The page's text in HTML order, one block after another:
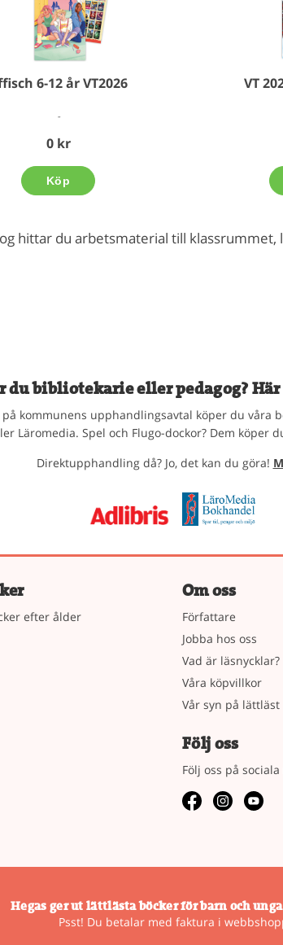
6-12 år VT2026
-
0 kr
Köp
VT
hittar du arbetsmaterial till
du bibliotekarie eller pedagog?
på kommunens upphandlingsavtal köper du våra
Läromedia. Spel och Flugo-dockor? Dem köper
Direktupphandling då? Jo, det kan du göra!
efter ålder
Om oss
Författare
Jobba hos oss
Vad är läsnycklar?
Våra köpvillkor
Vår syn på lättläst
Följ oss
Följ oss på
Hegas ger ut lättlästa böcker för barn och
Psst! Du betalar med faktura i